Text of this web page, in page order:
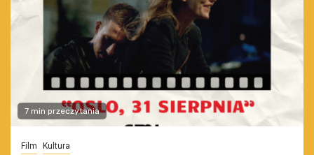
7 min przeczytania
Film Kultura